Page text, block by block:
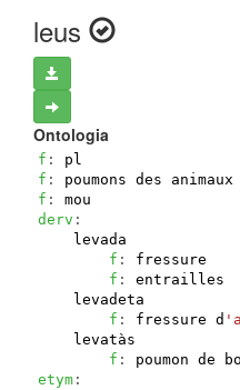
leus
Ontologia
f : pl
f : poumons des animaux
f : mou
derv :
levada
f : fressure
f : entrailles
levadeta
f : fressure d
levatàs
f : poumon de
etym :